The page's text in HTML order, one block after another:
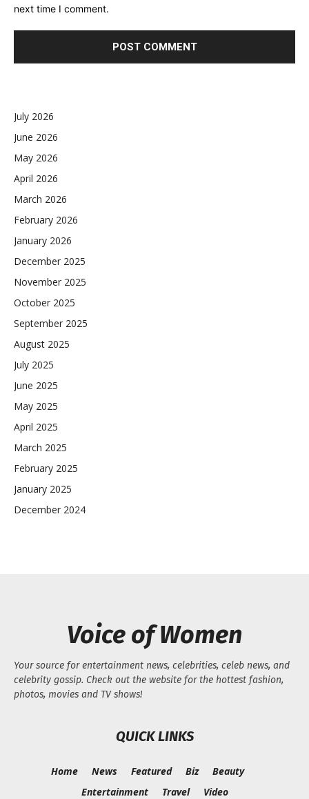
next time I comment.
July 2026
June 2026
May 2026
April 2026
March 2026
February 2026
January 2026
December 2025
November 2025
October 2025
September 2025
August 2025
July 2025
June 2025
May 2025
April 2025
March 2025
February 2025
January 2025
December 2024
Voice of Women
Your source for entertainment news, celebrities, celeb news, and
celebrity gossip. Check out the website for the hottest fashion,
photos, movies and TV shows!
QUICK LINKS
Home News Featured Biz
Beauty
Entertainment
Travel Video